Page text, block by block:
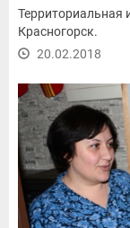
Территориальная
Красногорск.
20.02.2018